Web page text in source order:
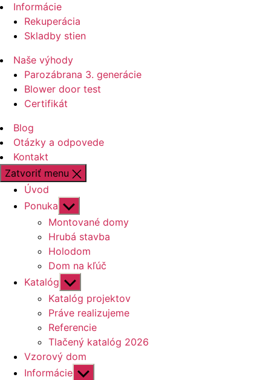
Informácie
Rekuperácia
Skladby stien
Naše výhody
Parozábrana 3. generácie
Blower door test
Certifikát
Blog
Otázky a odpovede
Kontakt
Zatvoriť menu
Úvod
Ponuka Zobraziť
druhú
úroveň
navigácie
Montované domy
Hrubá stavba
Holodom
Dom na kľúč
Katalóg Zobraziť
druhú
úroveň
navigácie
Katalóg projektov
Práve realizujeme
Referencie
Tlačený katalóg 2026
Vzorový dom
Informácie Zobraziť